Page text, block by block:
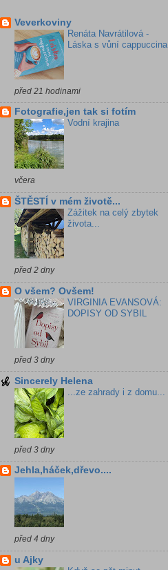
Veverkoviny
Renáta Navrátilová -
Láska s vůní cappuccina
před 21 hodinami
Fotografie,jen tak si fotím
Vodní krajina
včera
ŠTĚSTÍ v mém životě...
Zážitek na celý zbytek
života...
před 2 dny
O všem? Ovšem!
VIRGINIA EVANSOVÁ:
DOPISY OD SYBIL
před 3 dny
Sincerely Helena
...ze zahrady i z domu...
před 3 dny
Jehla,háček,dřevo....
před 4 dny
u Ajky